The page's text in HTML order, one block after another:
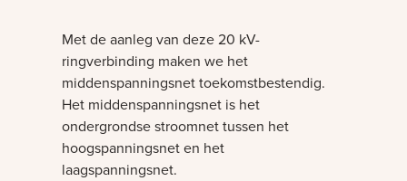
Met de aanleg van deze 20 kV-
ringverbinding maken we het
middenspanningsnet toekomstbestendig.
Het middenspanningsnet is het
ondergrondse stroomnet tussen het
hoogspanningsnet en het
laagspanningsnet.